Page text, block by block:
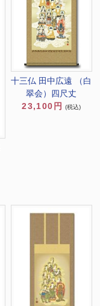
十三仏 田中広遠 （白
翠会）四尺丈
23,100円
(税込)